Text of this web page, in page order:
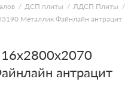
ДСП плиты
ЛДСП Плиты
Металлик Файнлайн антрацит
антрацит